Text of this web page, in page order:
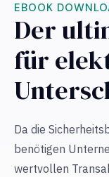
EBOOK
Der
für
Da die
benötigen
wertvollen